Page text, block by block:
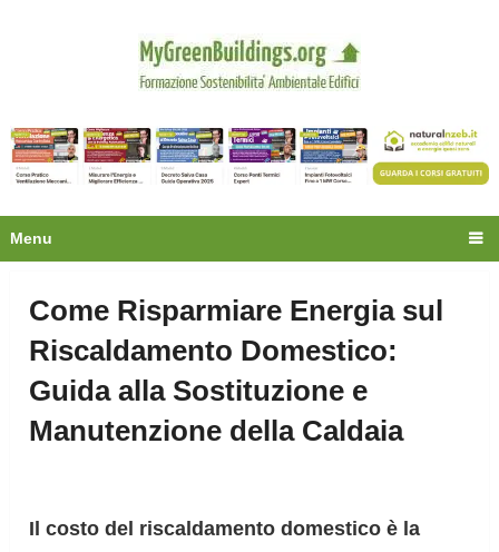
Menu
Come Risparmiare Energia sul
Riscaldamento Domestico:
Guida alla Sostituzione e
Manutenzione della Caldaia
Il costo del riscaldamento domestico è la
Privacy
Oltre 30.000 tecnici
fanno già parte della